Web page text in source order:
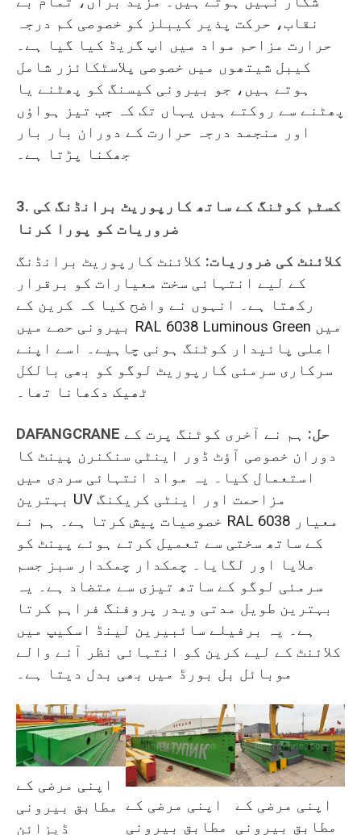
نقاب، حرکت پذیر کیبلز کو خصوصی کم درجہ
حرارت مزاحم مواد میں اپ گریڈ کیا گیا ہے۔
کیبل شیتھوں میں خصوصی پلاسٹکائزر شامل
ہوتے ہیں، جو بیرونی کیسنگ کو پھٹنے یا
پھٹنے سے روکتے ہیں یہاں تک کہ جب تیز ہواؤں
اور منجمد درجہ حرارت کے دوران بار بار
جھکنا پڑتا ہے۔
3. کسٹم کوٹنگ کے ساتھ کارپوریٹ برانڈنگ کی
ضروریات کو پورا کرنا
کلائنٹ کی ضروریات: کلائنٹ کارپوریٹ برانڈنگ
کے لیے انتہائی سخت معیارات کو برقرار
رکھتا ہے۔ انہوں نے واضح کیا کہ کرین کے
بیرونی حصے میں RAL 6038 Luminous Green میں
اعلی پائیدار کوٹنگ ہونی چاہیے۔ اسے اپنے
سرکاری سرمئی کارپوریٹ لوگو کو بھی بالکل
ٹھیک دکھانا تھا۔
DAFANGCRANE حل: ہم نے آخری کوٹنگ پرت کے
دوران خصوصی آؤٹ ڈور اینٹی سنکنرن پینٹ کا
استعمال کیا۔ یہ مواد انتہائی سردی میں
بہترین UV مزاحمت اور اینٹی کریکنگ
خصوصیات پیش کرتا ہے۔ ہم نے RAL 6038 معیار
کے ساتھ سختی سے تعمیل کرتے ہوئے پینٹ کو
ملایا اور لگایا۔ چمکدار چمکدار سبز جسم
سرمئی لوگو کے ساتھ تیزی سے متضاد ہے۔ یہ
بہترین طویل مدتی ویدر پروفنگ فراہم کرتا
ہے۔ یہ برفیلے سائبیرین لینڈ اسکیپ میں
کلائنٹ کے لیے کرین کو انتہائی نظر آنے والے
موبائل بل بورڈ میں بھی بدل دیتا ہے۔
اپنی مرضی کے
مطابق بیرونی
ڈیزائن
اپنی مرضی کے
مطابق بیرونی
اپنی مرضی کے
مطابق بیرونی